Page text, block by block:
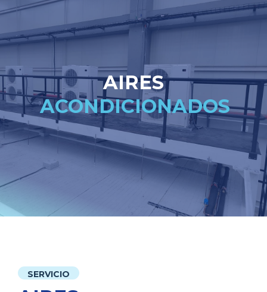
AIRES
ACONDICIONADOS
SERVICIO